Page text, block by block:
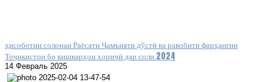
ҳисоботии солонаи Раёсати Ҷамъияти дўстӣ ва равобити фарҳангии
Тоҷикистон бо кишварҳои хориҷӣ дар соли 2024
14 Февраль 2025